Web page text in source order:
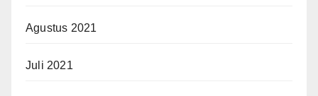
Agustus 2021
Juli 2021